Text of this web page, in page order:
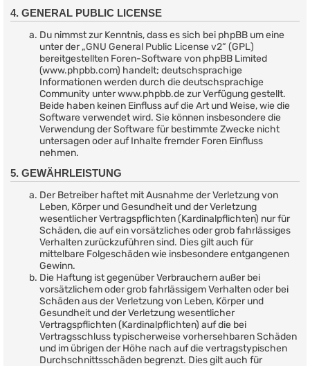
4. GENERAL PUBLIC LICENSE
Du nimmst zur Kenntnis, dass es sich bei phpBB um eine
unter der „GNU General Public License v2“ (GPL)
bereitgestellten Foren-Software von phpBB Limited
(www.phpbb.com) handelt; deutschsprachige
Informationen werden durch die deutschsprachige
Community unter www.phpbb.de zur Verfügung gestellt.
Beide haben keinen Einfluss auf die Art und Weise, wie die
Software verwendet wird. Sie können insbesondere die
Verwendung der Software für bestimmte Zwecke nicht
untersagen oder auf Inhalte fremder Foren Einfluss
nehmen.
5. GEWÄHRLEISTUNG
Der Betreiber haftet mit Ausnahme der Verletzung von
Leben, Körper und Gesundheit und der Verletzung
wesentlicher Vertragspflichten (Kardinalpflichten) nur für
Schäden, die auf ein vorsätzliches oder grob fahrlässiges
Verhalten zurückzuführen sind. Dies gilt auch für
mittelbare Folgeschäden wie insbesondere entgangenen
Gewinn.
Die Haftung ist gegenüber Verbrauchern außer bei
vorsätzlichem oder grob fahrlässigem Verhalten oder bei
Schäden aus der Verletzung von Leben, Körper und
Gesundheit und der Verletzung wesentlicher
Vertragspflichten (Kardinalpflichten) auf die bei
Vertragsschluss typischerweise vorhersehbaren Schäden
und im übrigen der Höhe nach auf die vertragstypischen
Durchschnittsschäden begrenzt. Dies gilt auch für